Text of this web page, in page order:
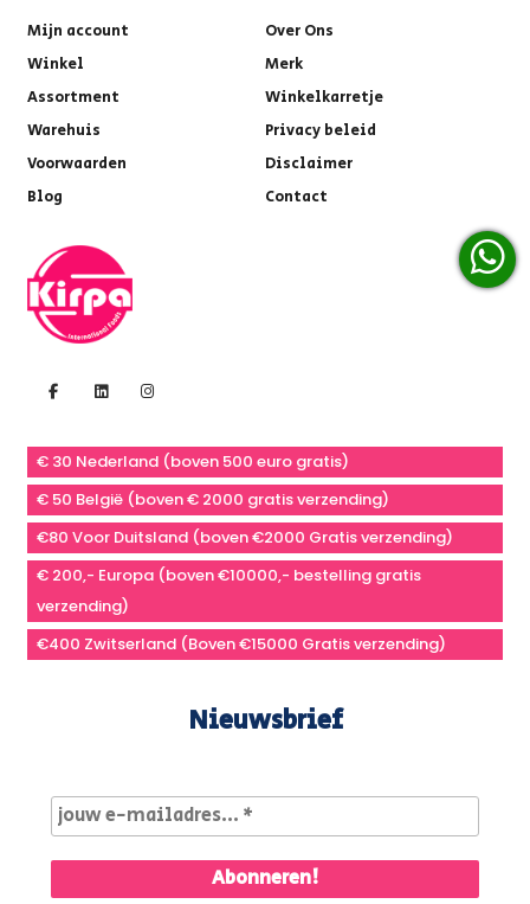
Mijn account
Over Ons
Winkel
Merk
Assortment
Winkelkarretje
Warehuis
Privacy beleid
Voorwaarden
Disclaimer
Blog
Contact
€ 30 Nederland (boven 500 euro gratis)
€ 50 België (boven € 2000 gratis verzending)
€80 Voor Duitsland (boven €2000 Gratis verzending)
€ 200,- Europa (boven €10000,- bestelling gratis
verzending)
€400 Zwitserland (Boven €15000 Gratis verzending)
Nieuwsbrief